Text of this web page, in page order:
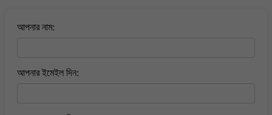
আপনার নাম:
আপনার ইমেইল দিন: